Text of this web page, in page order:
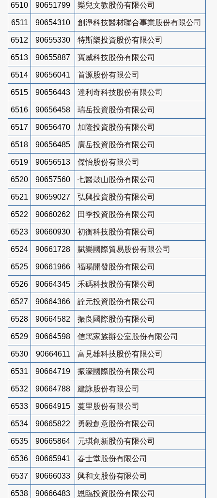
6510 90651799 樂兒文教股份有限公司
6511 90654310 創淨科技醫材聯合事業股份有限公司
6512 90655330 特斯樂投資股份有限公司
6513 90655887 寶威科技股份有限公司
6514 90656041 首源股份有限公司
6515 90656443 達利奇科技股份有限公司
6516 90656458 瑞岳投資股份有限公司
6517 90656470 加隆投資股份有限公司
6518 90656485 廣岳投資股份有限公司
6519 90656513 傑怡股份有限公司
6520 90657560 七醫鼓山股份有限公司
6521 90659027 弘興投資股份有限公司
6522 90660262 田季投資股份有限公司
6523 90660930 初衡科技股份有限公司
6524 90661728 賦樂國際貿易股份有限公司
6525 90661966 福暘開發股份有限公司
6526 90664345 禾碼科技股份有限公司
6527 90664366 詮元投資股份有限公司
6528 90664582 振良國際股份有限公司
6529 90664598 信篤家族辦公室股份有限公司
6530 90664611 富見雄科技股份有限公司
6531 90664719 振濠國際股份有限公司
6532 90664788 建詠股份有限公司
6533 90664915 蔓里股份有限公司
6534 90665822 勇毅創意股份有限公司
6535 90665864 元琪創新股份有限公司
6536 90665941 春士堂股份有限公司
6537 90666033 興和文股份有限公司
6538 90666483 恩臨投資股份有限公司